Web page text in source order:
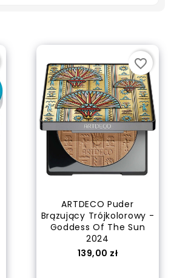
ARTDECO Puder
Brązujący Trójkolorowy -
Goddess Of The Sun
2024
Cena
139,00 zł
favorite_border